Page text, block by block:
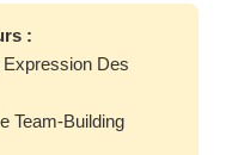
:
Des
Team-Building